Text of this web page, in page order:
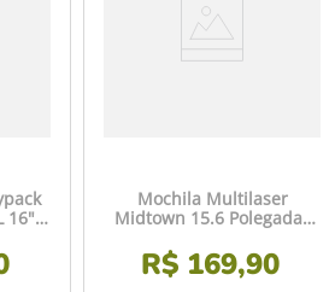
16" -
Mochila Multilaser
Midtown 15.6 Polegadas
R$ 169,90